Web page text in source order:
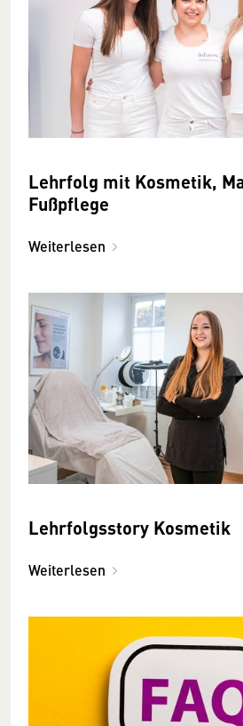
Lehrfolg mit Kosmetik,
Fußpflege
Weiterlesen
Lehrfolgsstory Kosmetik
Weiterlesen